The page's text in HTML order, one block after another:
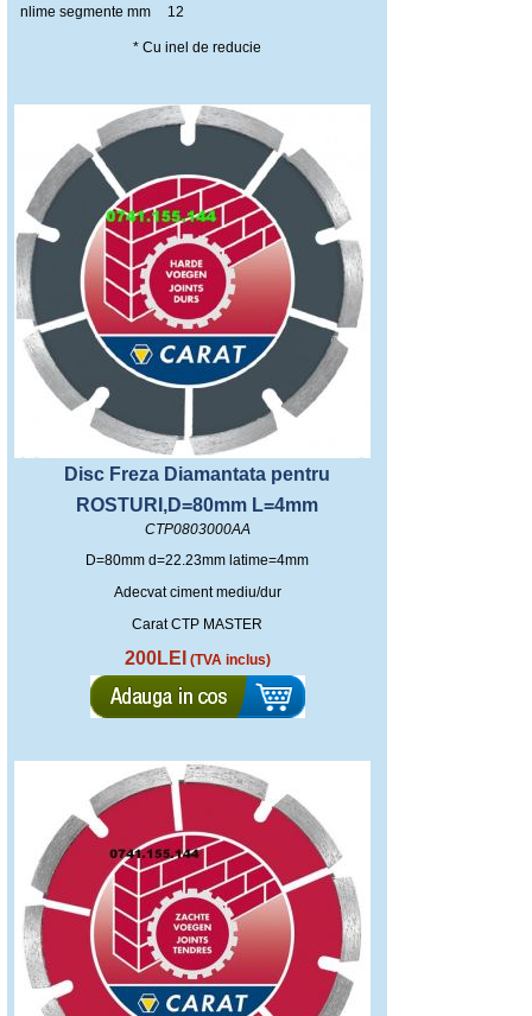
nlime segmente mm 12
* Cu inel de reducie
Disc Freza Diamantata pentru
ROSTURI,D=80mm L=4mm
CTP0803000AA
D=80mm d=22.23mm latime=4mm
Adecvat ciment mediu/dur
Carat CTP MASTER
200LEI (TVA inclus)